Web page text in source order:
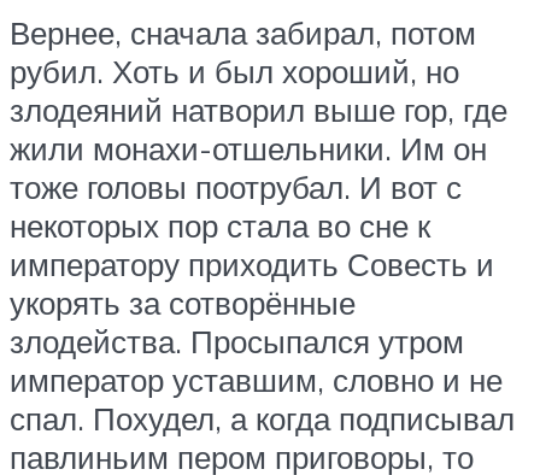
Вернее, сначала забирал, потом
рубил. Хоть и был хороший, но
злодеяний натворил выше гор, где
жили монахи-отшельники. Им он
тоже головы поотрубал. И вот с
некоторых пор стала во сне к
императору приходить Совесть и
укорять за сотворённые
злодейства. Просыпался утром
император уставшим, словно и не
спал. Похудел, а когда подписывал
павлиньим пером приговоры, то